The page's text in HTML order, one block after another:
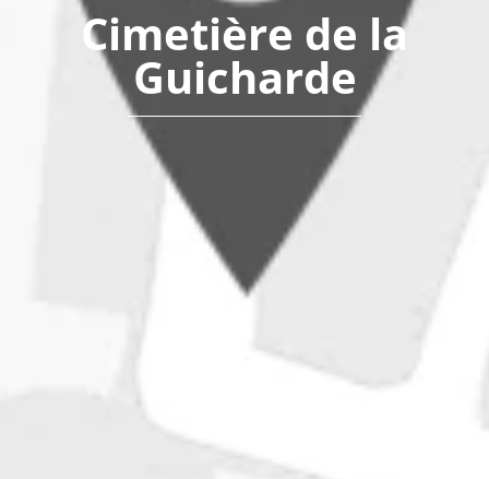
Cimetière de la
Guicharde